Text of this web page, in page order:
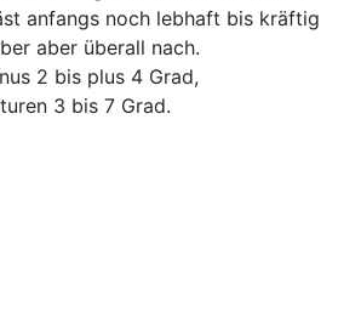
anfangs noch lebhaft bis kräftig
aber überall nach.
2 bis plus 4 Grad,
3 bis 7 Grad.